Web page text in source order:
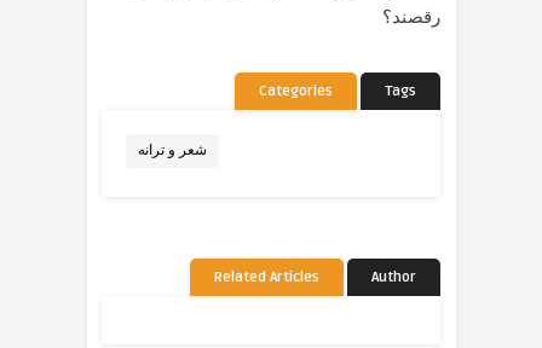
رقصند؟
Categories Tags
شعر و ترانه
Related Articles Author